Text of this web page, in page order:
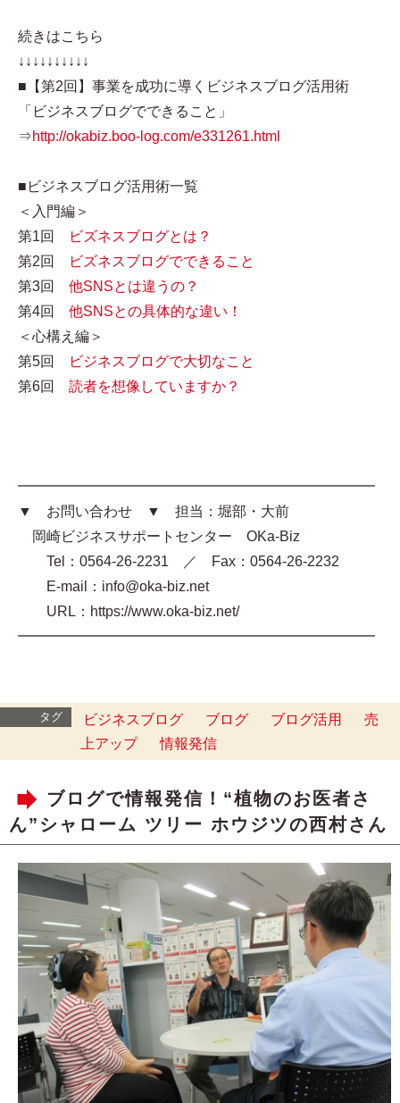
続きはこちら
↓↓↓↓↓↓↓↓↓↓
■【第2回】事業を成功に導くビジネスブログ活用術
「ビジネスブログでできること」
⇒http://okabiz.boo-log.com/e331261.html
■ビジネスブログ活用術一覧
＜入門編＞
第1回
ビズネスブログとは？
第2回
ビズネスブログでできること
第3回 他SNSとは違うの？
第4回 他SNSとの具体的な違い！
＜心構え編＞
第5回
ビジネスブログで大切なこと
第6回 読者を想像していますか？
━━━━━━━━━━━━━━━━━━━━━━━━━
▼ お問い合わせ ▼ 担当：堀部・大前
岡崎ビジネスサポートセンター OKa-Biz
Tel：0564-26-2231 ／ Fax：0564-26-2232
E-mail：info@oka-biz.net
URL：https://www.oka-biz.net/
━━━━━━━━━━━━━━━━━━━━━━━━━
タグ ビジネスブログ ブログ ブログ活用
売
上アップ
情報発信
ブログで情報発信！“植物のお医者さ
ん”シャローム ツリー ホウジツの西村さん